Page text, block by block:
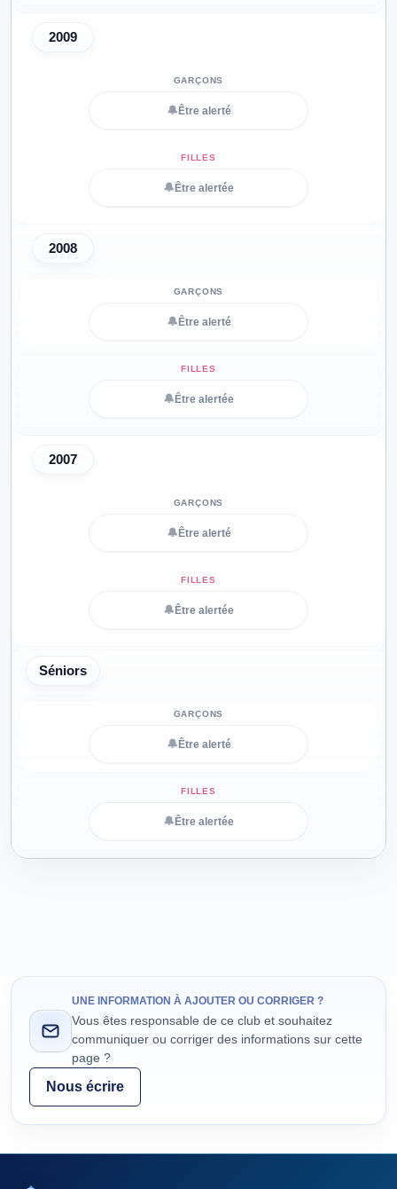
2009
🔔 Être alerté
🔔 Être alertée
2008
🔔 Être alerté
🔔 Être alertée
2007
🔔 Être alerté
🔔 Être alertée
Séniors
🔔 Être alerté
🔔 Être alertée
UNE INFORMATION À AJOUTER OU CORRIGER ?
Vous êtes responsable de ce club et souhaitez
communiquer ou corriger des informations sur cette
page ?
Nous écrire